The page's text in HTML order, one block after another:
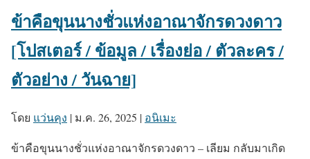
ข้าคือขุนนางชั่วแห่งอาณาจักรดวงดาว
[โปสเตอร์ / ข้อมูล / เรื่องย่อ / ตัวละคร /
ตัวอย่าง / วันฉาย]
โดย แว่นคุง | ม.ค. 26, 2025 | อนิเมะ
ข้าคือขุนนางชั่วแห่งอาณาจักรดวงดาว – เลียม กลับมาเกิด